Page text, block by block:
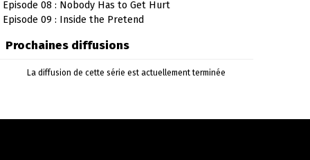
Episode 08 : Nobody Has to Get Hurt
Episode 09 : Inside the Pretend
Prochaines diffusions
La diffusion de cette série est actuellement terminée